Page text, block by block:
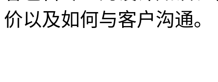
价以及如何与客户沟通。